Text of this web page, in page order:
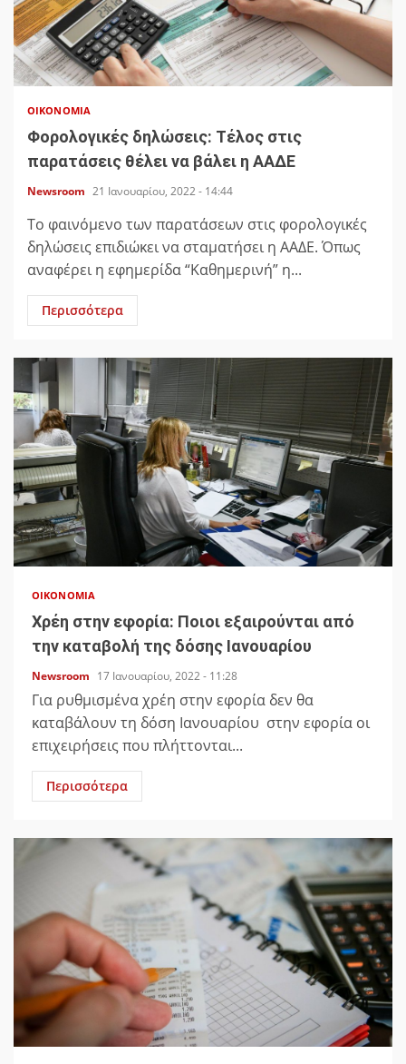
ΟΙΚΟΝΟΜΊΑ
Φορολογικές δηλώσεις: Τέλος στις
παρατάσεις θέλει να βάλει η ΑΑΔΕ
Newsroom 21 Ιανουαρίου, 2022 - 14:44
Το φαινόμενο των παρατάσεων στις φορολογικές
δηλώσεις επιδιώκει να σταματήσει η ΑΑΔΕ. Όπως
αναφέρει η εφημερίδα “Καθημερινή” η...
Περισσότερα
ΟΙΚΟΝΟΜΊΑ
Χρέη στην εφορία: Ποιοι εξαιρούνται από
την καταβολή της δόσης Ιανουαρίου
Newsroom 17 Ιανουαρίου, 2022 - 11:28
Για ρυθμισμένα χρέη στην εφορία δεν θα
καταβάλουν τη δόση Ιανουαρίου στην εφορία οι
επιχειρήσεις που πλήττονται...
Περισσότερα